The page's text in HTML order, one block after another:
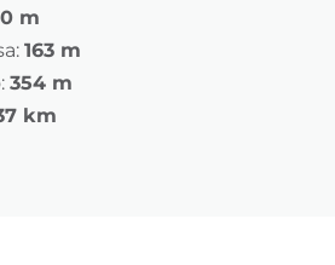
m
163 m
354 m
km